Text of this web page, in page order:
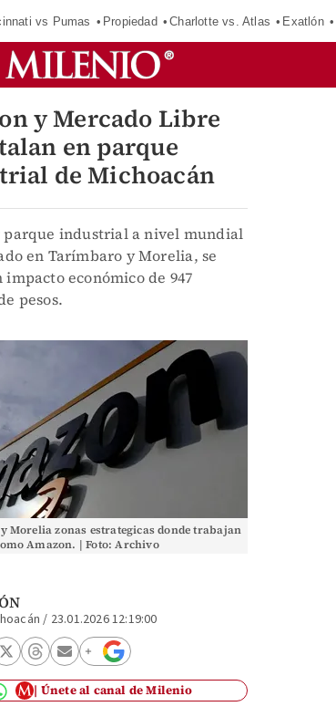
vs Pumas Propiedad Charlotte vs. Atlas Exatlón
y Mercado Libre
en parque
de Michoacán
industrial a nivel mundial
en Tarímbaro y Morelia, se
impacto económico de 947
pesos.
Morelia zonas estrategicas donde trabajan
Amazon. | Foto: Archivo
/ 23.01.2026 12:19:00
Únete al canal de Milenio